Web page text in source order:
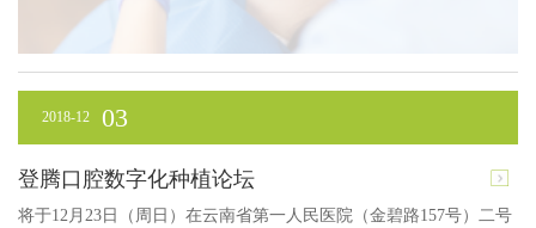
2018-12 03
登腾口腔数字化种植论坛
将于12月23日（周日）在云南省第一人民医院（金碧路157号）二号